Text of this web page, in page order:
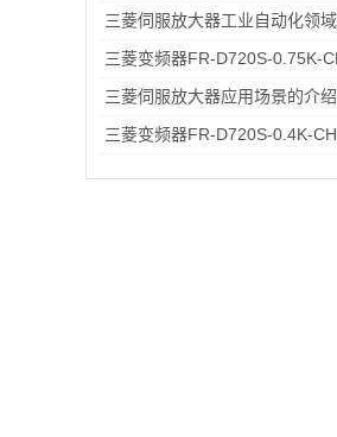
三菱伺服放大器应用场景的介绍